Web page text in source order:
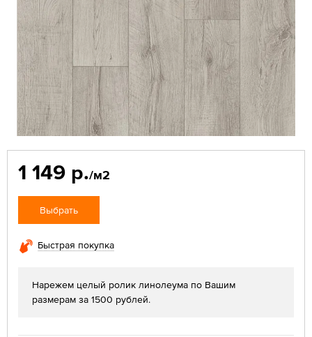
1 149 р./м2
Выбрать
Быстрая покупка
Нарежем целый ролик линолеума по Вашим
размерам за 1500 рублей.